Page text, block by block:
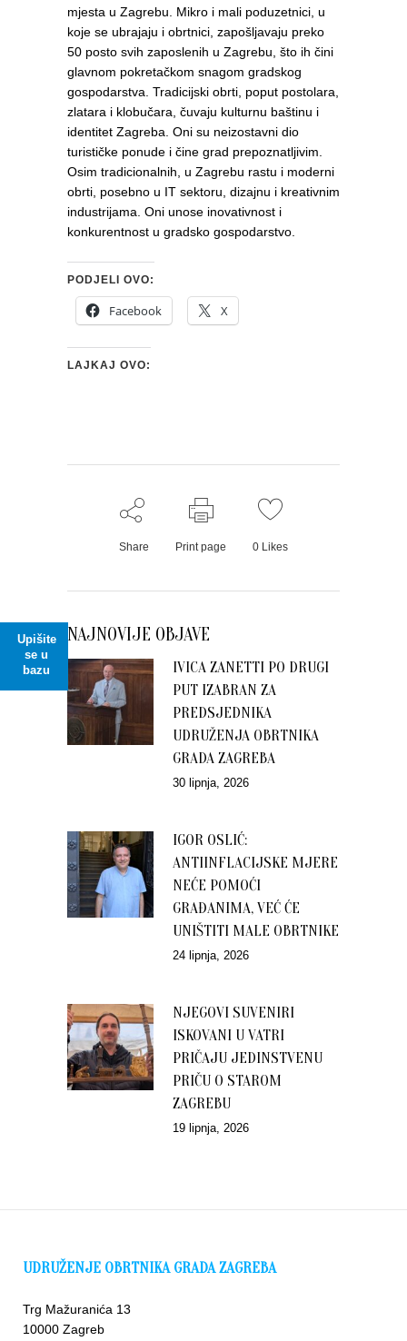
Upišite
se u
bazu
mjesta u Zagrebu. Mikro i mali poduzetnici, u
koje se ubrajaju i obrtnici, zapošljavaju preko
50 posto svih zaposlenih u Zagrebu, što ih čini
glavnom pokretačkom snagom gradskog
gospodarstva. Tradicijski obrti, poput postolara,
zlatara i klobučara, čuvaju kulturnu baštinu i
identitet Zagreba. Oni su neizostavni dio
turističke ponude i čine grad prepoznatljivim.
Osim tradicionalnih, u Zagrebu rastu i moderni
obrti, posebno u IT sektoru, dizajnu i kreativnim
industrijama. Oni unose inovativnost i
konkurentnost u gradsko gospodarstvo.
PODJELI OVO:
Facebook X
LAJKAJ OVO:
Share Print page 0 Likes
NAJNOVIJE OBJAVE
IVICA ZANETTI PO DRUGI
PUT IZABRAN ZA
PREDSJEDNIKA
UDRUŽENJA OBRTNIKA
GRADA ZAGREBA
30 lipnja, 2026
IGOR OSLIĆ:
ANTIINFLACIJSKE MJERE
NEĆE POMOĆI
GRAĐANIMA, VEĆ ĆE
UNIŠTITI MALE OBRTNIKE
24 lipnja, 2026
NJEGOVI SUVENIRI
ISKOVANI U VATRI
PRIČAJU JEDINSTVENU
PRIČU O STAROM
ZAGREBU
19 lipnja, 2026
UDRUŽENJE OBRTNIKA GRADA ZAGREBA
Trg Mažuranića 13
10000 Zagreb